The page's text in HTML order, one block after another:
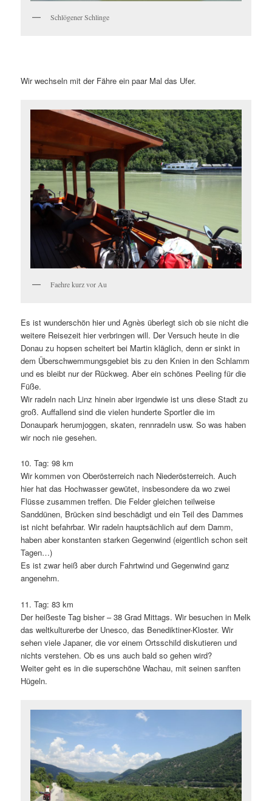
Schlögener Schlinge
Wir wechseln mit der Fähre ein paar Mal das Ufer.
Faehre kurz vor Au
Es ist wunderschön hier und Agnès überlegt sich ob sie nicht die
weitere Reisezeit hier verbringen will. Der Versuch heute in die
Donau zu hopsen scheitert bei Martin kläglich, denn er sinkt in
dem Überschwemmungsgebiet bis zu den Knien in den Schlamm
und es bleibt nur der Rückweg. Aber ein schönes Peeling für die
Füße.
Wir radeln nach Linz hinein aber irgendwie ist uns diese Stadt zu
groß. Auffallend sind die vielen hunderte Sportler die im
Donaupark herumjoggen, skaten, rennradeln usw. So was haben
wir noch nie gesehen.
10. Tag: 98 km
Wir kommen von Oberösterreich nach Niederösterreich. Auch
hier hat das Hochwasser gewütet, insbesondere da wo zwei
Flüsse zusammen treffen. Die Felder gleichen teilweise
Sanddünen, Brücken sind beschädigt und ein Teil des Dammes
ist nicht befahrbar. Wir radeln hauptsächlich auf dem Damm,
haben aber konstanten starken Gegenwind (eigentlich schon seit
Tagen…)
Es ist zwar heiß aber durch Fahrtwind und Gegenwind ganz
angenehm.
11. Tag: 83 km
Der heißeste Tag bisher – 38 Grad Mittags. Wir besuchen in Melk
das weltkulturerbe der Unesco, das Benediktiner-Kloster. Wir
sehen viele Japaner, die vor einem Ortsschild diskutieren und
nichts verstehen. Ob es uns auch bald so gehen wird?
Weiter geht es in die superschöne Wachau, mit seinen sanften
Hügeln.